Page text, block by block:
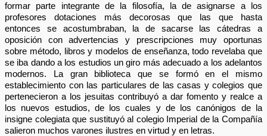
formar parte integrante de la filosofía, la de asignarse a los
profesores dotaciones más decorosas que las que hasta
entonces se acostumbraban, la de sacarse las cátedras a
oposición con advertencias y prescripciones muy oportunas
sobre método, libros y modelos de enseñanza, todo revelaba que
se iba dando a los estudios un giro más adecuado a los adelantos
modernos. La gran biblioteca que se formó en el mismo
establecimiento con las particulares de las casas y colegios que
pertenecieron a los jesuitas contribuyó a dar fomento y realce a
los nuevos estudios, de los cuales y de los canónigos de la
insigne colegiata que sustituyó al colegio Imperial de la Compañía
salieron muchos varones ilustres en virtud y en letras.